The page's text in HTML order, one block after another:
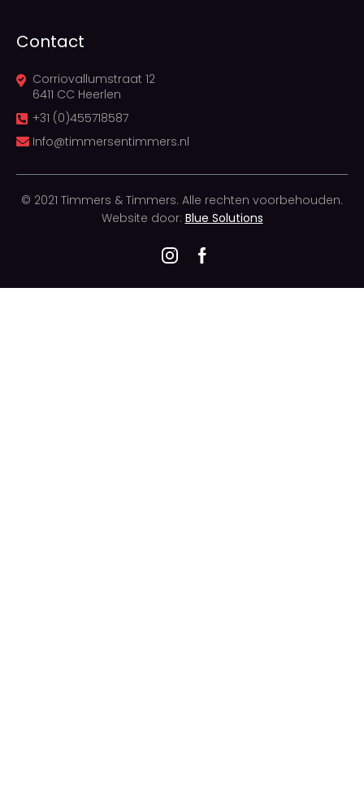
Contact
Corriovallumstraat 12
6411 CC Heerlen
+31 (0)455718587
Info@timmersentimmers.nl
© 2021 Timmers & Timmers. Alle rechten voorbehouden.
Website door: Blue Solutions